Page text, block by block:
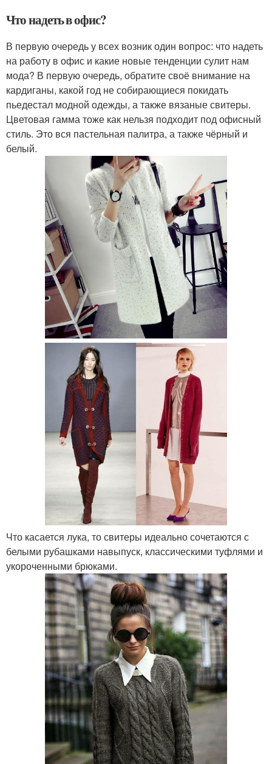
Что надеть в офис?
В первую очередь у всех возник один вопрос: что надеть
на работу в офис и какие новые тенденции сулит нам
мода? В первую очередь, обратите своё внимание на
кардиганы, какой год не собирающиеся покидать
пьедестал модной одежды, а также вязаные свитеры.
Цветовая гамма тоже как нельзя подходит под офисный
стиль. Это вся пастельная палитра, а также чёрный и
белый.
Что касается лука, то свитеры идеально сочетаются с
белыми рубашками навыпуск, классическими туфлями и
укороченными брюками.